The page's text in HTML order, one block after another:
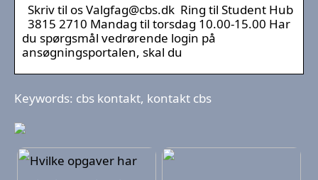
Skriv til os Valgfag@cbs.dk Ring til Student Hub
3815 2710 Mandag til torsdag 10.00-15.00 Har
du spørgsmål vedrørende login på
ansøgningsportalen, skal du
Keywords: cbs kontakt, kontakt cbs